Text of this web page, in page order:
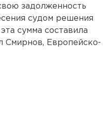
задолженность
судом решения
сумма составила
Смирнов, Европейско-